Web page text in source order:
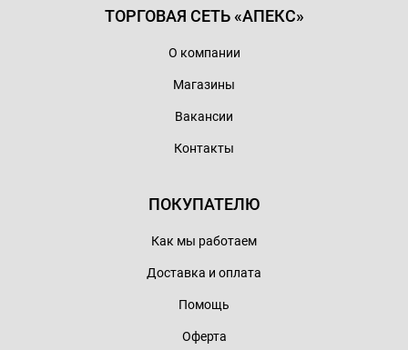
ТОРГОВАЯ СЕТЬ «АПЕКС»
О компании
Магазины
Вакансии
Контакты
ПОКУПАТЕЛЮ
Как мы работаем
Доставка и оплата
Помощь
Оферта